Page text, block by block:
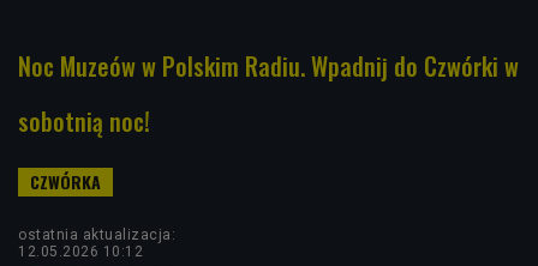
Noc Muzeów w Polskim Radiu. Wpadnij do Czwórki w
sobotnią noc!
ostatnia aktualizacja:
12.05.2026 10:12